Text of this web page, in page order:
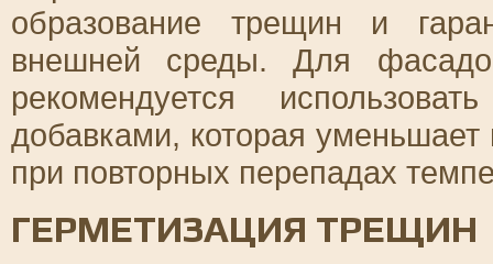
образование трещин и
внешней среды. Для
рекомендуется
добавками, которая
при повторных перепадах
ГЕРМЕТИЗАЦИЯ ТРЕЩИН